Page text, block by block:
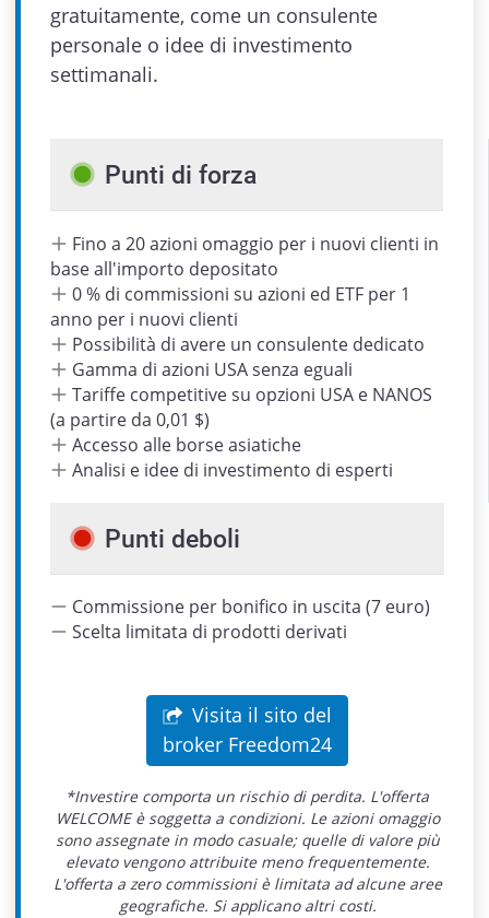
gratuitamente, come un consulente
personale o idee di investimento
settimanali.
Punti di forza
Fino a 20 azioni omaggio per i nuovi clienti in
base all'importo depositato
0 % di commissioni su azioni ed ETF per 1
anno per i nuovi clienti
Possibilità di avere un consulente dedicato
Gamma di azioni USA senza eguali
Tariffe competitive su opzioni USA e NANOS
(a partire da 0,01 $)
Accesso alle borse asiatiche
Analisi e idee di investimento di esperti
Punti deboli
Commissione per bonifico in uscita (7 euro)
Scelta limitata di prodotti derivati
Visita il sito del
broker Freedom24
*Investire comporta un rischio di perdita. L'offerta
WELCOME è soggetta a condizioni. Le azioni omaggio
sono assegnate in modo casuale; quelle di valore più
elevato vengono attribuite meno frequentemente.
L'offerta a zero commissioni è limitata ad alcune aree
geografiche. Si applicano altri costi.